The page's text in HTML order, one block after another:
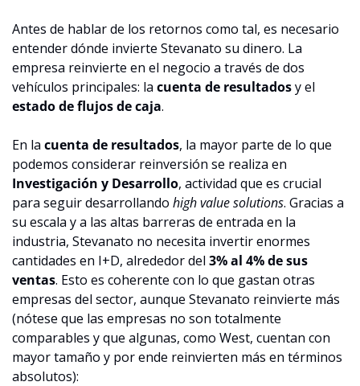
Antes de hablar de los retornos como tal, es necesario
entender dónde invierte Stevanato su dinero. La
empresa reinvierte en el negocio a través de dos
vehículos principales: la cuenta de resultados
estado de flujos de caja.
En la cuenta de resultados, la mayor parte de lo que
Investigación y Desarrollo, actividad que es crucial
para seguir desarrollando high value solutions. Gracias a
su escala y a las altas barreras de entrada en la
industria, Stevanato no necesita invertir enormes
cantidades en I+D, alrededor del 3% al 4% de sus
ventas. Esto es coherente con lo que gastan otras
empresas del sector, aunque Stevanato reinvierte más
(nótese que las empresas no son totalmente
comparables y que algunas, como West, cuentan con
mayor tamaño y por ende reinvierten más en términos
absolutos):